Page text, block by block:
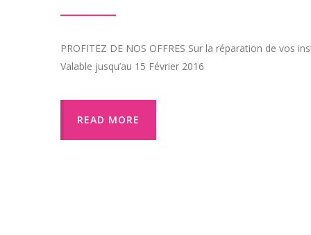
PROFITEZ DE NOS OFFRES Sur la réparation de
Valable jusqu’au 15 Février 2016
READ MORE